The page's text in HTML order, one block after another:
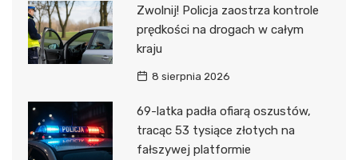
Zwolnij! Policja zaostrza kontrole
prędkości na drogach w całym
kraju
8 sierpnia 2026
69-latka padła ofiarą oszustów,
tracąc 53 tysiące złotych na
fałszywej platformie